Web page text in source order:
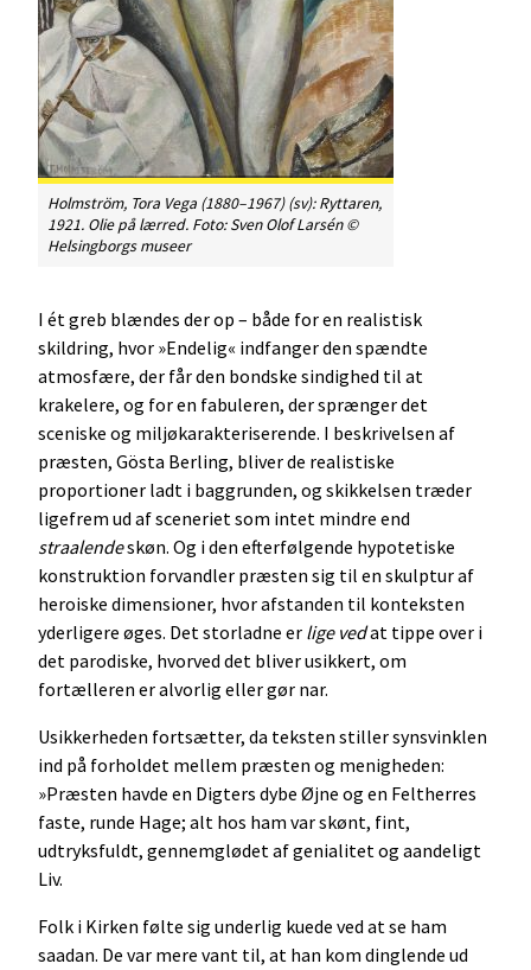
Holmström, Tora Vega (1880–1967) (sv):Ryttaren,
1921. Olie på lærred. Foto: Sven Olof Larsén ©
Helsingborgs museer
I ét greb blændes der op – både for en realistisk
skildring, hvor »Endelig« indfanger den spændte
atmosfære, der får den bondske sindighed til at
krakelere, og for en fabuleren, der sprænger det
sceniske og miljøkarakteriserende. I beskrivelsen af
præsten, Gösta Berling, bliver de realistiske
proportioner ladt i baggrunden, og skikkelsen træder
ligefrem ud af sceneriet som intet mindre end
straalendeskøn. Og i den efterfølgende hypotetiske
konstruktion forvandler præsten sig til en skulptur af
heroiske dimensioner, hvor afstanden til konteksten
yderligere øges. Det storladne er lige vedat tippe over i
det parodiske, hvorved det bliver usikkert, om
fortælleren er alvorlig eller gør nar.
Usikkerheden fortsætter, da teksten stiller synsvinklen
ind på forholdet mellem præsten og menigheden:
»Præsten havde en Digters dybe Øjne og en Feltherres
faste, runde Hage; alt hos ham var skønt, fint,
udtryksfuldt, gennemglødet af genialitet og aandeligt
Liv.
Folk i Kirken følte sig underlig kuede ved at se ham
saadan. De var mere vant til, at han kom dinglende ud